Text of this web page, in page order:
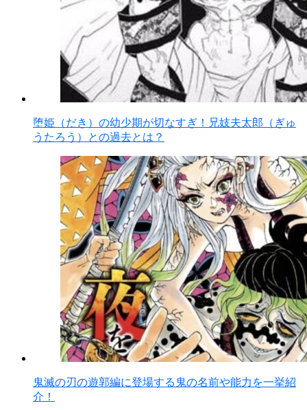
堕姫（だき）の幼少期が切なすぎ！兄妓夫太郎（ぎゅ
うたろう）との過去とは？
鬼滅の刃の遊郭編に登場する鬼の名前や能力を一挙紹
介！